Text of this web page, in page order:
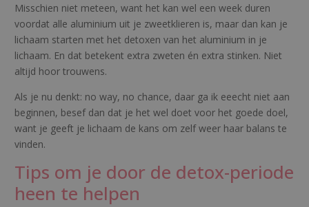
Misschien niet meteen, want het kan wel een week duren
voordat alle aluminium uit je zweetklieren is, maar dan kan je
lichaam starten met het detoxen van het aluminium in je
lichaam. En dat betekent extra zweten én extra stinken. Niet
altijd hoor trouwens.
Als je nu denkt: no way, no chance, daar ga ik eeecht niet aan
beginnen, besef dan dat je het wel doet voor het goede doel,
want je geeft je lichaam de kans om zelf weer haar balans te
vinden.
Tips om je door de detox-periode
heen te helpen